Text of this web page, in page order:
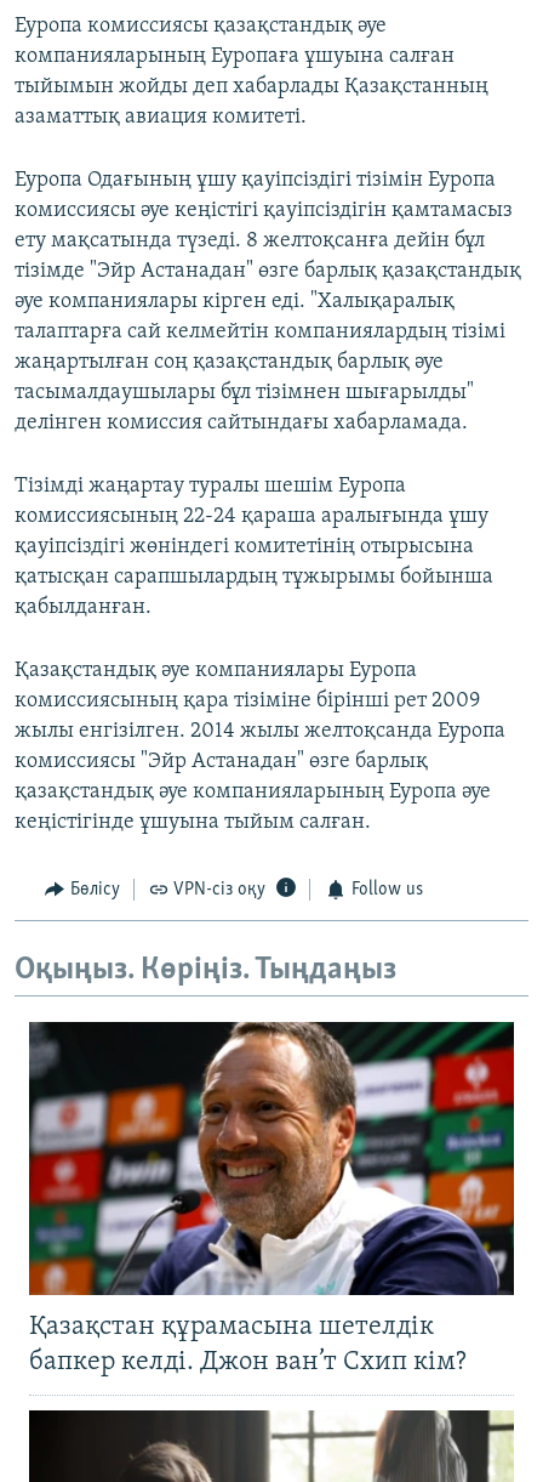
Еуропа комиссиясы қазақстандық әуе
компанияларының Еуропаға ұшуына салған
тыйымын жойды деп хабарлады Қазақстанның
азаматтық авиация комитеті.
Еуропа Одағының ұшу қауіпсіздігі тізімін Еуропа
комиссиясы әуе кеңістігі қауіпсіздігін қамтамасыз
ету мақсатында түзеді. 8 желтоқсанға дейін бұл
тізімде "Эйр Астанадан" өзге барлық қазақстандық
әуе компаниялары кірген еді. "Халықаралық
талаптарға сай келмейтін компаниялардың тізімі
жаңартылған соң қазақстандық барлық әуе
тасымалдаушылары бұл тізімнен шығарылды"
делінген комиссия сайтындағы хабарламада.
Тізімді жаңартау туралы шешім Еуропа
комиссиясының 22-24 қараша аралығында ұшу
қауіпсіздігі жөніндегі комитетінің отырысына
қатысқан сарапшылардың тұжырымы бойынша
қабылданған.
Қазақстандық әуе компаниялары Еуропа
комиссиясының қара тізіміне бірінші рет 2009
жылы енгізілген. 2014 жылы желтоқсанда Еуропа
комиссиясы "Эйр Астанадан" өзге барлық
қазақстандық әуе компанияларының Еуропа әуе
кеңістігінде ұшуына тыйым салған.
Бөлісу VPN-сіз оқу Follow us
Оқыңыз. Көріңіз. Тыңдаңыз
Қазақстан құрамасына шетелдік
бапкер келді. Джон ван’т Схип кім?